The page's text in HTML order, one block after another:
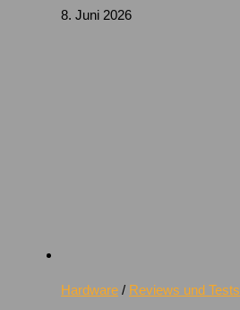
8. Juni 2026
Hardware / Reviews und Tests